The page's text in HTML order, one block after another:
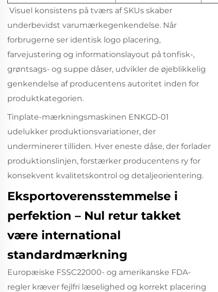
Visuel konsistens på tværs af SKUs skaber
underbevidst varumærkegenkendelse. Når
forbrugerne ser identisk logo placering,
farvejustering og informationslayout på tonfisk-,
grøntsags- og suppe dåser, udvikler de øjeblikkelig
genkendelse af producentens autoritet inden for
produktkategorien.
Tinplate-mærkningsmaskinen ENKGD-01
udelukker produktionsvariationer, der
underminerer tilliden. Hver eneste dåse, der forlader
produktionslinjen, forstærker producentens ry for
konsekvent kvalitetskontrol og detaljeorientering.
Eksportoverensstemmelse i
perfektion – Nul retur takket
være international
standardmærkning
Europæiske FSSC22000- og amerikanske FDA-
regler kræver fejlfri læselighed og korrekt placering